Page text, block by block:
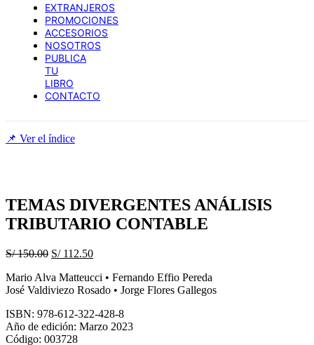
EXTRANJEROS
PROMOCIONES
ACCESORIOS
NOSOTROS
PUBLICA
TU
LIBRO
CONTACTO
📌 Ver el índice
TEMAS DIVERGENTES ANÁLISIS
TRIBUTARIO CONTABLE
S/150.00 El
original
era:
S/112.50El
actual
es:
Mario Alva Matteucci • Fernando Effio Pereda
José Valdiviezo Rosado • Jorge Flores Gallegos
ISBN: 978-612-322-428-8
Año de edición: Marzo 2023
Código: 003728